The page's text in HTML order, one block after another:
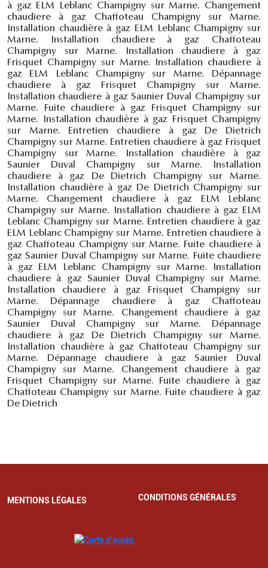
à gaz ELM Leblanc Champigny sur Marne. Changement
chaudiere à gaz Chaffoteau Champigny sur Marne.
Installation chaudière à gaz ELM Leblanc Champigny sur
Marne. Installation chaudiere à gaz Chaffoteau
Champigny sur Marne. Installation chaudiere à gaz
Frisquet Champigny sur Marne. Installation chaudiere à
gaz ELM Leblanc Champigny sur Marne. Dépannage
chaudiere à gaz Frisquet Champigny sur Marne.
Installation chaudiere à gaz Saunier Duval Champigny sur
Marne. Fuite chaudiere à gaz Frisquet Champigny sur
Marne. Installation chaudière à gaz Frisquet Champigny
sur Marne. Entretien chaudiere à gaz De Dietrich
Champigny sur Marne. Entretien chaudiere à gaz Frisquet
Champigny sur Marne. Installation chaudière à gaz
Saunier Duval Champigny sur Marne. Installation
chaudiere à gaz De Dietrich Champigny sur Marne.
Installation chaudière à gaz De Dietrich Champigny sur
Marne. Changement chaudiere à gaz ELM Leblanc
Champigny sur Marne. Installation chaudiere à gaz ELM
Leblanc Champigny sur Marne. Entretien chaudiere à gaz
ELM Leblanc Champigny sur Marne. Entretien chaudiere à
gaz Chaffoteau Champigny sur Marne. Fuite chaudiere à
gaz Saunier Duval Champigny sur Marne. Fuite chaudiere
à gaz ELM Leblanc Champigny sur Marne. Installation
chaudiere à gaz Saunier Duval Champigny sur Marne.
Installation chaudiere à gaz Frisquet Champigny sur
Marne. Dépannage chaudiere à gaz Chaffoteau
Champigny sur Marne. Changement chaudiere à gaz
Saunier Duval Champigny sur Marne. Dépannage
chaudiere à gaz De Dietrich Champigny sur Marne.
Installation chaudière à gaz Chaffoteau Champigny sur
Marne. Dépannage chaudiere à gaz Saunier Duval
Champigny sur Marne. Changement chaudiere à gaz
Frisquet Champigny sur Marne. Fuite chaudiere à gaz
Chaffoteau Champigny sur Marne. Fuite chaudiere à gaz
De Dietrich
MENTIONS LÉGALES CONDITIONS GÉNÉRALES